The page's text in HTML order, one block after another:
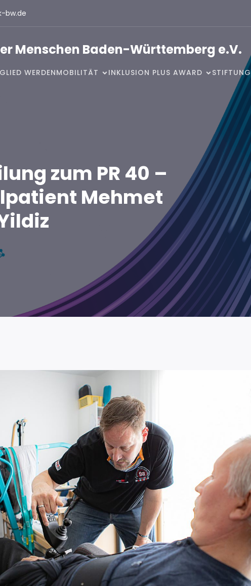
bw.de
Menschen Baden-Württemberg e.V.
WERDENMOBILITÄT INKLUSION PLUS AWARD STIFTUNG
zum PR 40 –
Mehmet